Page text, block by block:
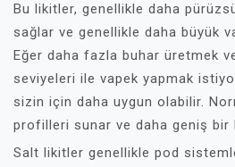
Bu likitler, genellikle daha
sağlar ve genellikle daha büyük
Eğer daha fazla buhar üretmek
seviyeleri ile vapek yapmak
sizin için daha uygun olabilir.
profilleri sunar ve daha geniş bir
Salt likitler genellikle pod